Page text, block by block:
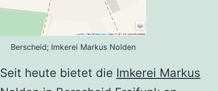
Berscheid; Imkerei Markus Nolden
Seit heute bietet die Imkerei Markus